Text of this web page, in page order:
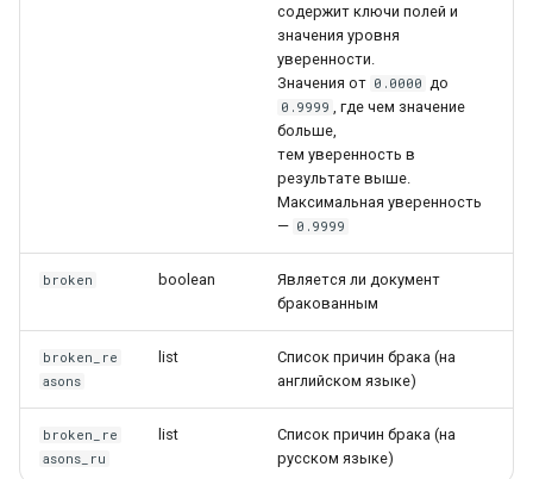
содержит ключи полей и
значения уровня
уверенности.
Значения от 0.0000 до
0.9999
, где чем значение
больше,
тем уверенность в
результате выше.
Максимальная уверенность
— 0.9999
broken boolean
Является ли документ
бракованным
broken_re
asons
list
Список причин брака (на
английском языке)
broken_re
asons_ru
list
Список причин брака (на
русском языке)